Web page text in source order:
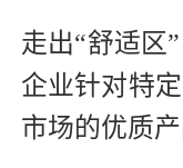
走出“舒适区
企业针对特
市场的优质产